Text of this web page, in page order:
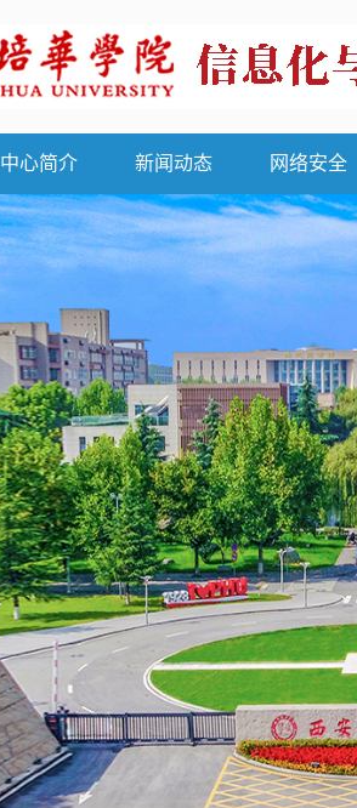
中心简介 新闻动态 网络安全